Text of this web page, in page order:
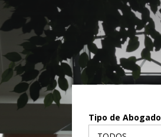
Tipo de Abogado